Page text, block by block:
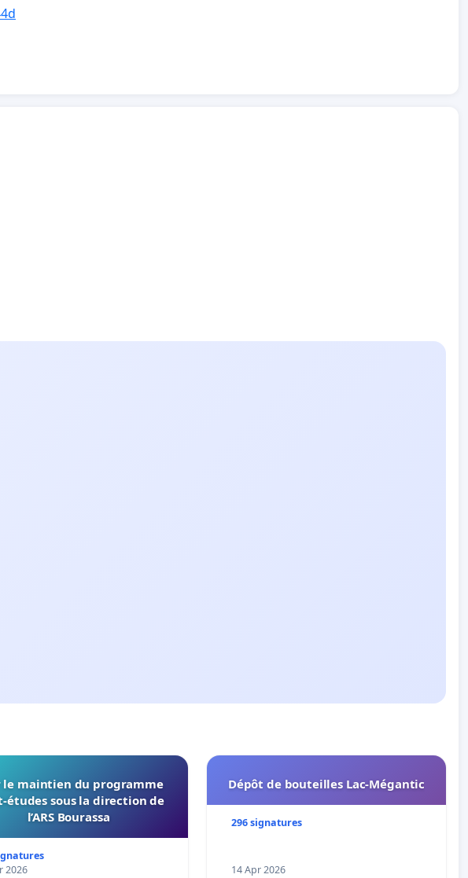
le maintien du programme
études sous la direction de
l’ARS Bourassa
2026
Dépôt de bouteilles Lac-Mégantic
296 signatures
14 Apr 2026